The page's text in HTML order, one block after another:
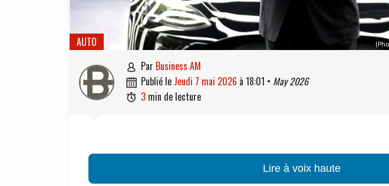
AUTO
 par Business AM
 publié le jeudi 7 mai 2026 à 18:01 • May 2026
 3 min de lecture
Lire à voix haute